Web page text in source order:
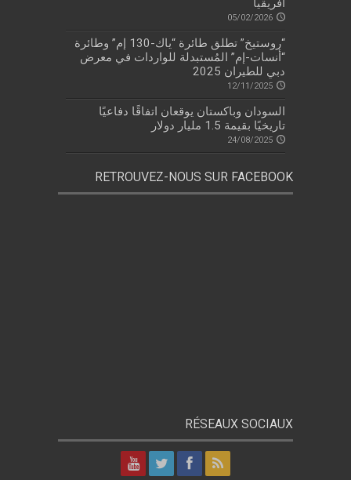
أفريقيا
05/02/2026
“روستيخ” تطلق طائرة “ياك-130 إم” وطائرة
“أنسات-إم” المُستبدلة للواردات في معرض
دبي للطيران 2025
12/11/2025
السودان وباكستان يوقعان اتفاقًا دفاعيًا
تاريخيًا بقيمة 1.5 مليار دولار
24/08/2025
RETROUVEZ-NOUS SUR FACEBOOK
RÉSEAUX SOCIAUX